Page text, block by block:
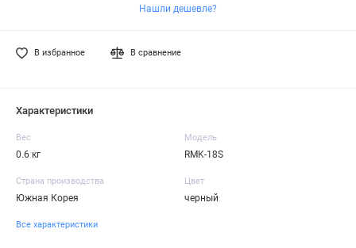
Нашли дешевле?
В избранное В сравнение
Характеристики
Вес
0.6 кг
Модель
RMK-18S
Страна производства
Южная Корея
Цвет
черный
Все характеристики